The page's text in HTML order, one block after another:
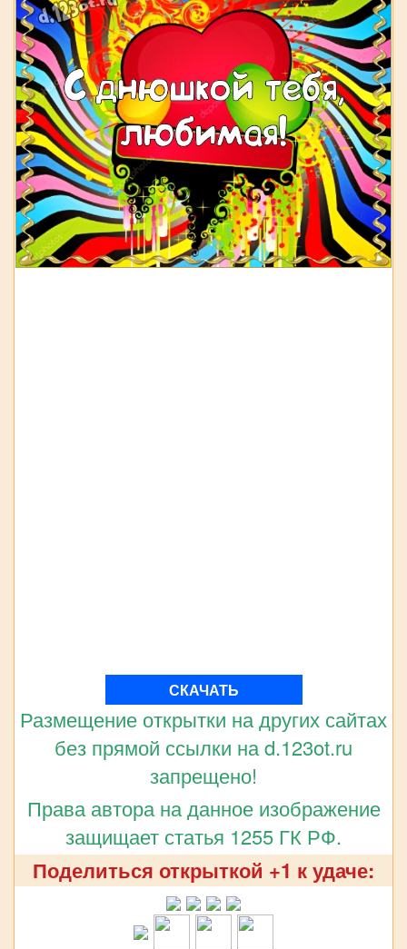
СКАЧАТЬ
Размещение открытки на других сайтах
без прямой ссылки на d.123ot.ru
запрещено!
Права автора на данное изображение
защищает статья 1255 ГК РФ.
Поделиться открыткой +1 к удаче: